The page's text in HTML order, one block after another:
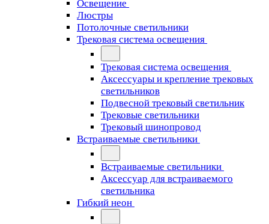
Освещение
Люстры
Потолочные светильники
Трековая система освещения
Трековая система освещения
Аксессуары и крепление трековых
светильников
Подвесной трековый светильник
Трековые светильники
Трековый шинопровод
Встраиваемые светильники
Встраиваемые светильники
Аксессуар для встраиваемого
светильника
Гибкий неон